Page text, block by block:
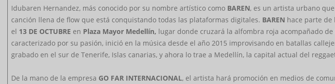
Idubaren Hernandez, más conocido por su nombre artístico como BAREN, es un artista urbano
canción llena de flow que está conquistando todas las plataformas digitales. BAREN hace parte
el 13 DE OCTUBRE en Plaza Mayor Medellín, lugar donde cruzará la alfombra roja acompañado
caracterizado por su pasión, inició en la música desde el año 2015 improvisando en batallas
grabado en el sur de Tenerife, Islas canarias, y ahora lo trae a Medellín, la capital actual del
De la mano de la empresa GO FAR INTERNACIONAL, el artista hará promoción en medios de